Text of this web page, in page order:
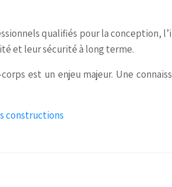
qualifiés pour la conception,
et leur sécurité à long terme.
est un enjeu majeur. Une
constructions